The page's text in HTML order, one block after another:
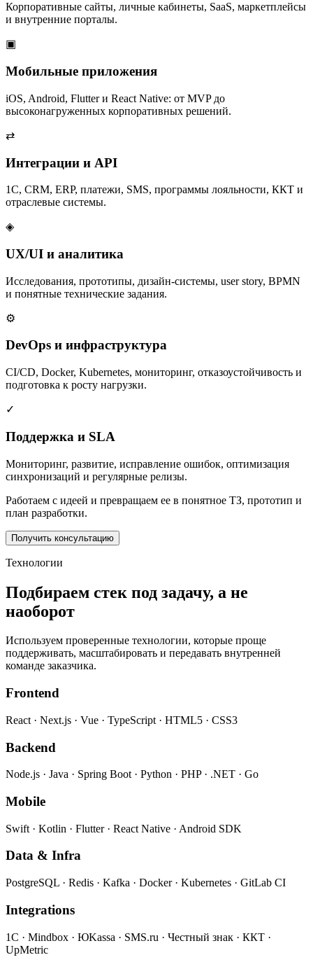
Корпоративные сайты, личные кабинеты, SaaS, маркетплейсы
и внутренние порталы.
▣
Мобильные приложения
iOS, Android, Flutter и React Native: от MVP до
высоконагруженных корпоративных решений.
⇄
Интеграции и API
1С, CRM, ERP, платежи, SMS, программы лояльности, ККТ и
отраслевые системы.
◈
UX/UI и аналитика
Исследования, прототипы, дизайн-системы, user story, BPMN
и понятные технические задания.
⚙
DevOps и инфраструктура
CI/CD, Docker, Kubernetes, мониторинг, отказоустойчивость и
подготовка к росту нагрузки.
✓
Поддержка и SLA
Мониторинг, развитие, исправление ошибок, оптимизация
синхронизаций и регулярные релизы.
Работаем с идеей и превращаем ее в понятное ТЗ, прототип и
план разработки.
Получить консультацию
Технологии
Подбираем стек под задачу, а не
наоборот
Используем проверенные технологии, которые проще
поддерживать, масштабировать и передавать внутренней
команде заказчика.
Frontend
React · Next.js · Vue · TypeScript · HTML5 · CSS3
Backend
Node.js · Java · Spring Boot · Python · PHP · .NET · Go
Mobile
Swift · Kotlin · Flutter · React Native · Android SDK
Data & Infra
PostgreSQL · Redis · Kafka · Docker · Kubernetes · GitLab CI
Integrations
1С · Mindbox · ЮKassa · SMS.ru · Честный знак · ККТ ·
UpMetric